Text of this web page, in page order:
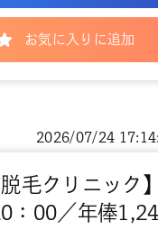
お気に入りに追加
毛クリニック
：00／年俸
2026/07/24